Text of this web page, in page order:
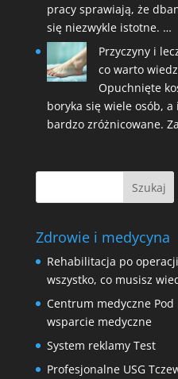
pracy sprawiają, że
się niezwykle istotne. …
Przyczyny i
co warto
Opuchnięte
boryka się wiele osób,
bardzo zróżnicowane.
Zdrowie i medycyna
Rehabilitacja po
wszystko, co musisz
Centrum medyczne
wsparcie medyczne
System reklamy Test
Profesjonalne USG